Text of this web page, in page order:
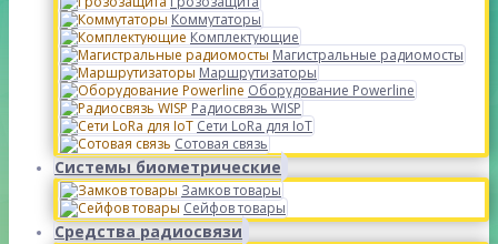
Коммутаторы
Комплектующие
Магистральные радиомосты
Маршрутизаторы
Оборудование Powerline
Радиосвязь WISP
Сети LoRa для IoT
Сотовая связь
Системы биометрические
Замков товары
Сейфов товары
Средства радиосвязи